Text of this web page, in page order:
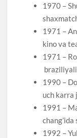
1970 –
1971 –
kino va
1971 –
1990 –
uch karra
1991 –
1992 –